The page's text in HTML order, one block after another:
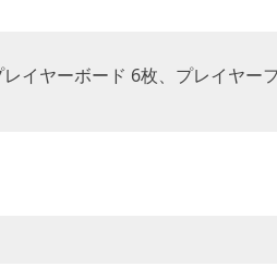
イヤーボード 6枚、プレイヤー